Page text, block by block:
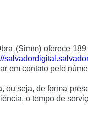
(Simm) oferece
salvadordigital.
em contato pelo
seja, de forma
o tempo de